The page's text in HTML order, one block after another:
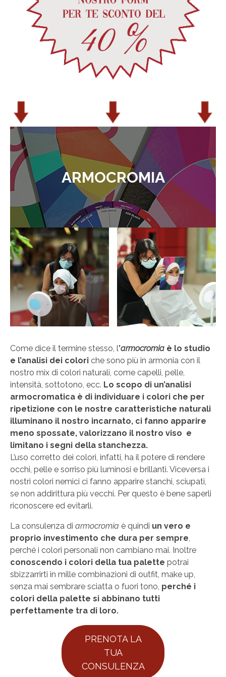
ARMOCROMIA
Come dice il termine stesso, l’armocromia è lo studio
e l’analisi dei colori che sono più in armonia con il
nostro mix di colori naturali, come capelli, pelle,
intensità, sottotono, ecc. Lo scopo di un’analisi
armocromatica è di individuare i colori che per
ripetizione con le nostre caratteristiche naturali
illuminano il nostro incarnato, ci fanno apparire
meno spossate, valorizzano il nostro viso e
limitano i segni della stanchezza.
L’uso corretto dei colori, infatti, ha il potere di rendere
occhi, pelle e sorriso più luminosi e brillanti. Viceversa i
nostri colori nemici ci fanno apparire stanchi, sciupati,
se non addirittura più vecchi. Per questo è bene saperli
riconoscere ed evitarli.
La consulenza di armocromia è quindi un vero e
proprio investimento che dura per sempre,
perché i colori personali non cambiano mai. Inoltre
conoscendo i colori della tua palette potrai
sbizzarrirti in mille combinazioni di outfit, make up,
senza mai sembrare sciatta o fuori tono, perché i
colori della palette si abbinano tutti
perfettamente tra di loro.
PRENOTA LA
TUA
CONSULENZA